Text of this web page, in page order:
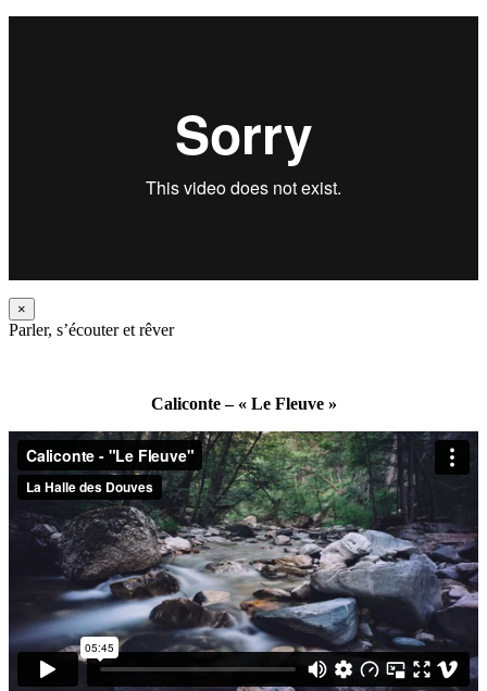
×
Parler, s’écouter et rêver
Caliconte – « Le Fleuve »